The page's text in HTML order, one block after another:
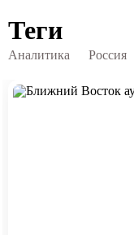
Теги
Аналитика Россия